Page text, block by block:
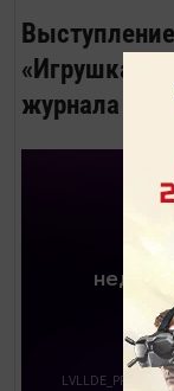
«Игрушка»
журнала